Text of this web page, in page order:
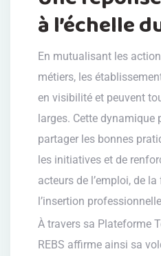
à l’échelle
En mutualisant les
métiers, les
en visibilité et peuvent
larges. Cette dynamique
partager les bonnes
les initiatives et de
acteurs de l’emploi, de
l’insertion
À travers sa Plateforme
REBS affirme ainsi sa